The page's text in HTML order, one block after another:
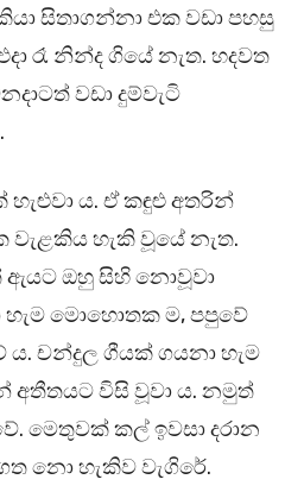
සිතාගන්නා එක වඩා පහසු
රෑ නින්ද ගියේ නැත. හදවත
වඩා දුම්වැටි
ය. ඒ කඳුළු අතරින්
හැකි වූයේ නැත.
ඔහු සිහි නොවූවා
මොහොතක ම, පපුවේ
ය. චන්දුල ගීයක් ගයනා හැම
අතීතයට විසි වූවා ය. නමුත්
මෙතුවක් කල් ඉවසා දරාන
නො හැකිව වැගිරේ.